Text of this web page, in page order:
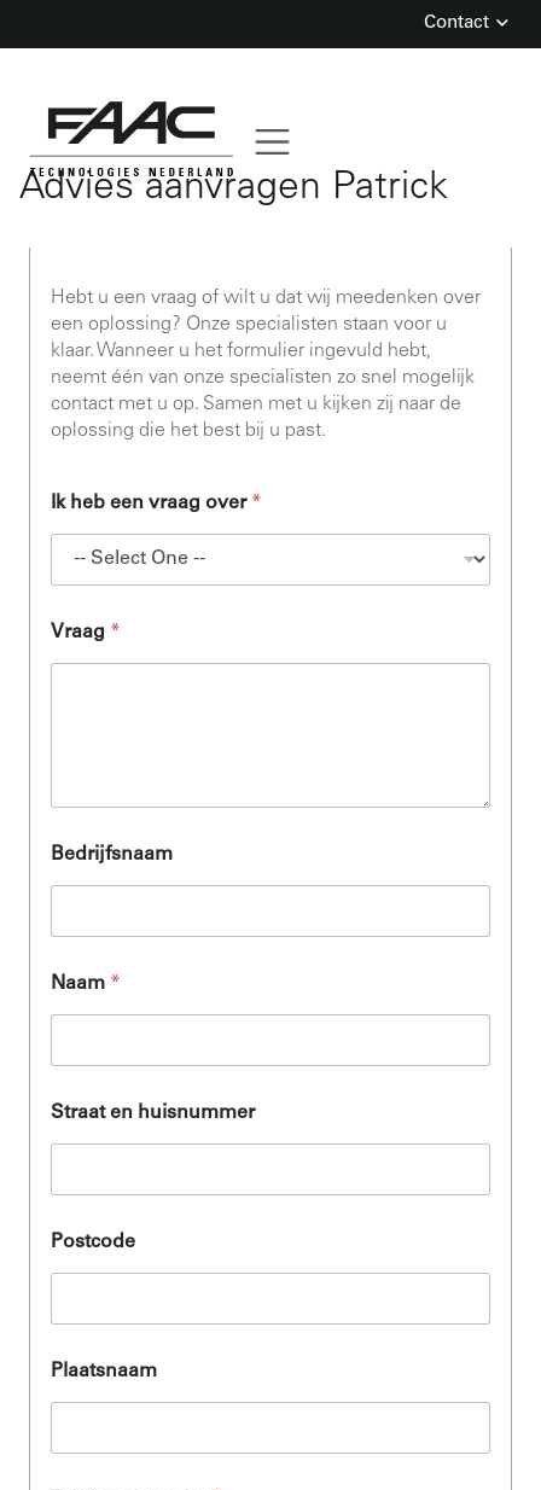
Contact
Advies aanvragen Patrick
Hebt u een vraag of wilt u dat wij meedenken over
een oplossing? Onze specialisten staan voor u
klaar. Wanneer u het formulier ingevuld hebt,
neemt één van onze specialisten zo snel mogelijk
contact met u op. Samen met u kijken zij naar de
oplossing die het best bij u past.
Ik heb een vraag over *
Vraag *
Bedrijfsnaam
Naam *
Straat en huisnummer
Postcode
Plaatsnaam